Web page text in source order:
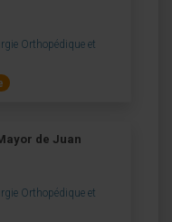
Orthopédique et
de Juan
Orthopédique et